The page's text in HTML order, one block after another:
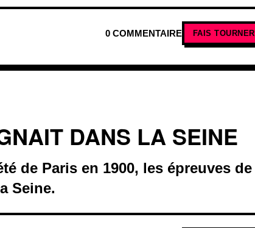
0 COMMENTAIRE FAIS TOURNER
DANS LA SEINE
de Paris en 1900, les épreuves de
Seine.